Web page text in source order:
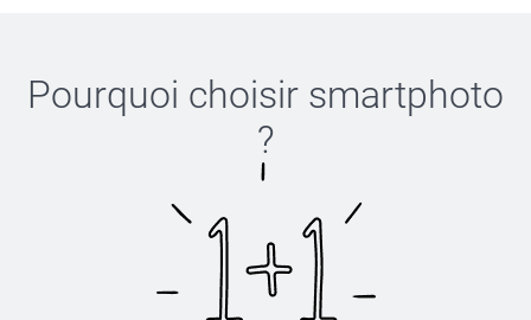
Pourquoi choisir smartphoto
?